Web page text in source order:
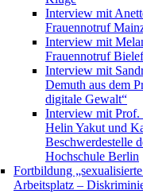
Interview mit
Frauennotruf
Interview mit
Frauennotruf
Interview mit
Demuth aus dem
digitale Gewalt“
Interview mit Prof.
Helin Yakut und
Beschwerdestelle
Hochschule Berlin
Fortbildung
Arbeitsplatz –